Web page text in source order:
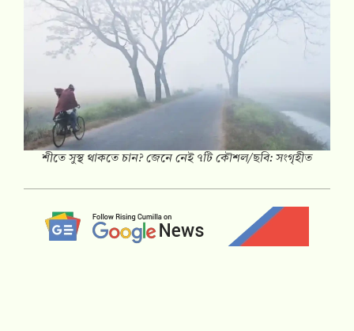
শীতে সুস্থ থাকতে চান? জেনে নেই ৭টি কৌশল/ছবি: সংগৃহীত